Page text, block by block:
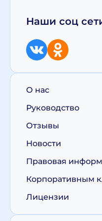
Наши соц
О нас
Руководство
Отзывы
Новости
Правовая
Корпоративным
Лицензии